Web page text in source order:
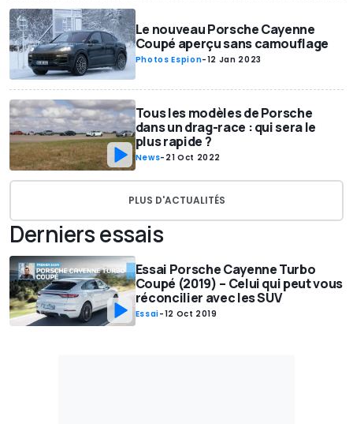
Le nouveau Porsche Cayenne
Coupé aperçu sans camouflage
Photos Espion-12 Jan 2023
Tous les modèles de Porsche
dans un drag-race : qui sera le
plus rapide ?
News- 21 Oct 2022
PLUS D'ACTUALITÉS
Derniers essais
Essai Porsche Cayenne Turbo
Coupé (2019) – Celui qui peut vous
réconcilier avec les SUV
Essai-12 Oct 2019